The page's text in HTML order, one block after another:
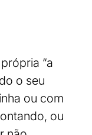
“a
o seu
ou com
ou